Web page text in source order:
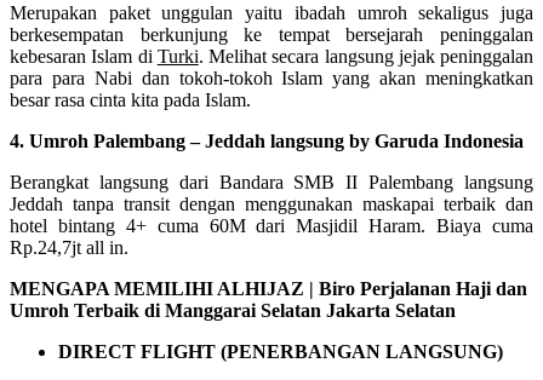
Merupakan paket unggulan yaitu ibadah umroh sekaligus juga
berkesempatan berkunjung ke tempat bersejarah peninggalan
kebesaran Islam di Turki. Melihat secara langsung jejak peninggalan
para para Nabi dan tokoh-tokoh Islam yang akan meningkatkan
besar rasa cinta kita pada Islam.
4. Umroh Palembang – Jeddah langsung by Garuda Indonesia
Berangkat langsung dari Bandara SMB II Palembang langsung
Jeddah tanpa transit dengan menggunakan maskapai terbaik dan
hotel bintang 4+ cuma 60M dari Masjidil Haram. Biaya cuma
Rp.24,7jt all in.
MENGAPA MEMILIHI ALHIJAZ | Biro Perjalanan Haji dan
Umroh Terbaik di Manggarai Selatan Jakarta Selatan
DIRECT FLIGHT (PENERBANGAN LANGSUNG)